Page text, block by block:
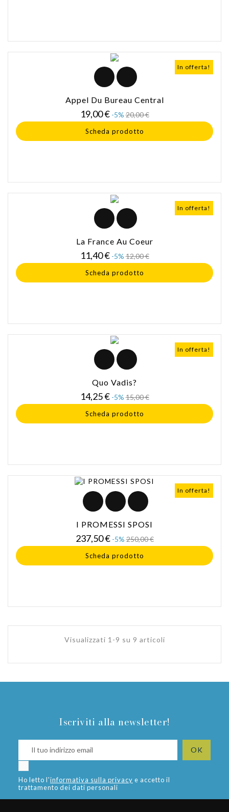
In offerta!
Appel Du Bureau Central
19,00 € Prezzo
base
-5% 20,00 €Prezzo
Scheda prodotto
In offerta!
La France Au Coeur
11,40 € Prezzo
base
-5% 12,00 €Prezzo
Scheda prodotto
In offerta!
Quo Vadis?
14,25 € Prezzo
base
-5% 15,00 €Prezzo
Scheda prodotto
In offerta!
I PROMESSI SPOSI
237,50 € Prezzo
base
-5% 250,00 €Prezzo
Scheda prodotto
Visualizzati 1-9 su 9 articoli
Iscriviti alla newsletter!
Ho letto l'informativa sulla privacy e accetto il
trattamento dei dati personali